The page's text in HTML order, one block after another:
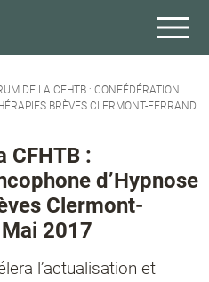
DE LA CFHTB : CONFÉDÉRATION
BRÈVES CLERMONT-FERRAND
CFHTB :
d’Hypnose
Clermont-
2017
l’actualisation et